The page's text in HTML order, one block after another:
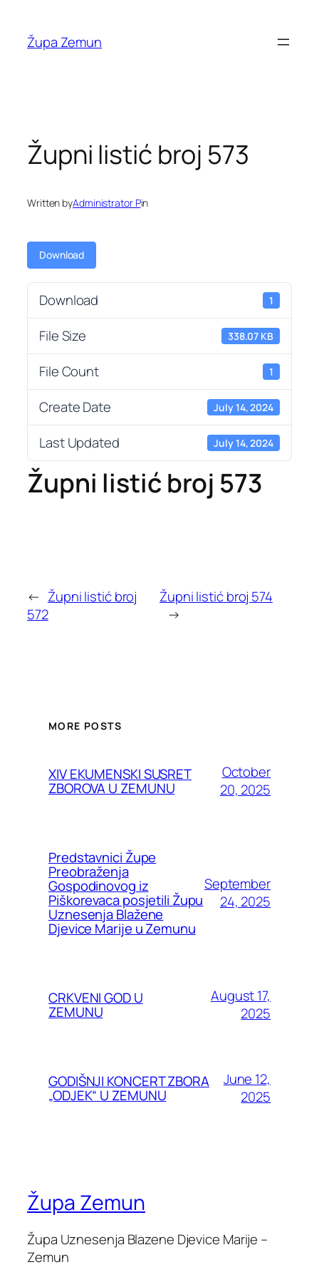
content
Župa Zemun
Župni listić broj 573
Written byAdministrator Pin
Download
Download 1
File Size 338.07 KB
File Count 1
Create Date July 14, 2024
Last Updated July 14, 2024
Župni listić broj 573
← Župni listić broj
572
Župni listić broj 574
→
MORE POSTS
XIV EKUMENSKI SUSRET
ZBOROVA U ZEMUNU
October
20, 2025
Predstavnici Župe
Preobraženja
Gospodinovog iz
Piškorevaca posjetili Župu
Uznesenja Blažene
Djevice Marije u Zemunu
September
24, 2025
CRKVENI GOD U
ZEMUNU
August 17,
2025
GODIŠNJI KONCERT ZBORA
„ODJEK“ U ZEMUNU
June 12,
2025
Župa Zemun
Župa Uznesenja Blazene Djevice Marije –
Zemun